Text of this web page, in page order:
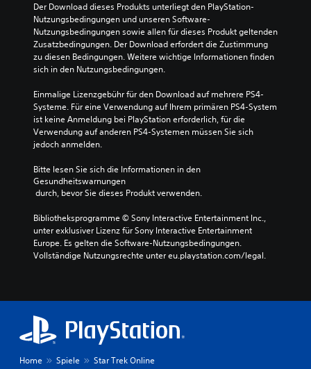
Der Download dieses Produkts unterliegt den PlayStation-
Nutzungsbedingungen und unseren Software-
Nutzungsbedingungen sowie allen für dieses Produkt geltenden
Zusatzbedingungen. Der Download erfordert die Zustimmung
zu diesen Bedingungen. Weitere wichtige Informationen finden
sich in den Nutzungsbedingungen.
Einmalige Lizenzgebühr für den Download auf mehrere PS4-
Systeme. Für eine Verwendung auf Ihrem primären PS4-System
ist keine Anmeldung bei PlayStation erforderlich, für die
Verwendung auf anderen PS4-Systemen müssen Sie sich
jedoch anmelden.
Bitte lesen Sie sich die Informationen in den
Gesundheitswarnungen
durch, bevor Sie dieses Produkt verwenden.
Bibliotheksprogramme © Sony Interactive Entertainment Inc.,
unter exklusiver Lizenz für Sony Interactive Entertainment
Europe. Es gelten die Software-Nutzungsbedingungen.
Vollständige Nutzungsrechte unter eu.playstation.com/legal.
Home Spiele Star Trek Online